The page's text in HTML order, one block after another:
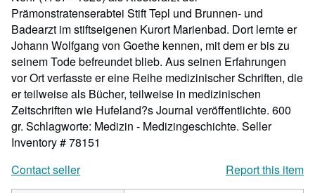
Prämonstratenserabtei Stift Tepl und Brunnen- und
Badearzt im stiftseigenen Kurort Marienbad. Dort lernte er
Johann Wolfgang von Goethe kennen, mit dem er bis zu
seinem Tode befreundet blieb. Aus seinen Erfahrungen
vor Ort verfasste er eine Reihe medizinischer Schriften, die
er teilweise als Bücher, teilweise in medizinischen
Zeitschriften wie Hufeland?s Journal veröffentlichte. 600
gr. Schlagworte: Medizin - Medizingeschichte. Seller
Inventory # 78151
Contact seller
Report this item